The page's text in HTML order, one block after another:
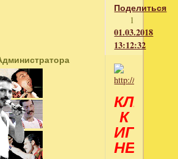
Поделиться
1
01.03.2018
13:12:32
КЛЮЧИ
К
ИГРАМ